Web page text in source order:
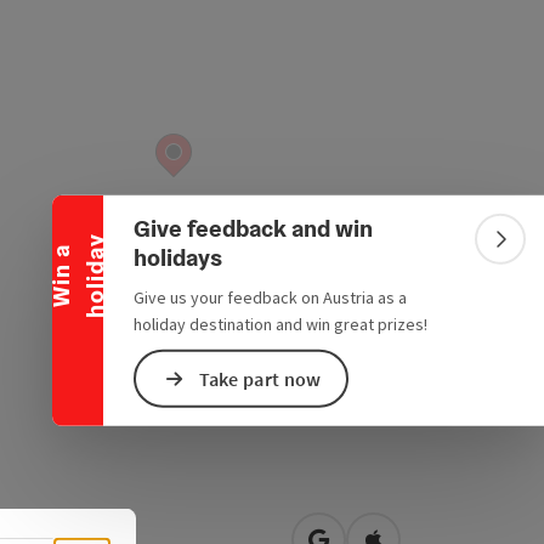
W
i
n
a
h
o
l
i
d
a y
Collapse banner
Give feedback and win
holidays
Give us your feedback on Austria as a
holiday destination and win great prizes!
Take part now